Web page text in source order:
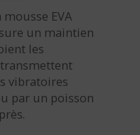
EVA
un maintien
les
vibratoires
par un poisson